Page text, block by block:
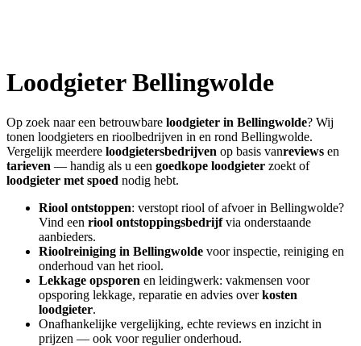
LoodgieterBellingwolde
Op zoek naar een betrouwbare loodgieter in Bellingwolde? Wij
tonen loodgieters en rioolbedrijven in en rond Bellingwolde.
Vergelijk meerdere loodgietersbedrijven op basis vanreviews en
tarieven — handig als u een goedkope loodgieter zoekt of
loodgieter met spoed nodig hebt.
Riool ontstoppen: verstopt riool of afvoer in Bellingwolde?
Vind een riool ontstoppingsbedrijfvia onderstaande
aanbieders.
Rioolreiniging in Bellingwolde voor inspectie, reiniging en
onderhoud van het riool.
Lekkage opsporen en leidingwerk: vakmensen voor
opsporing lekkage, reparatie en advies overkosten
loodgieter.
Onafhankelijke vergelijking, echte reviews en inzicht in
prijzen — ook voor regulier onderhoud.